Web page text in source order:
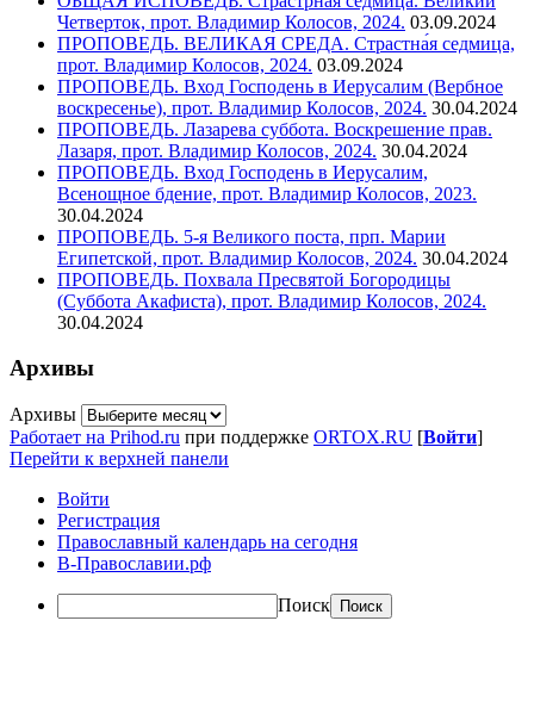
Четверток, прот. Владимир Колосов, 2024. 03.09.2024
ПРОПОВЕДЬ. ВЕЛИКАЯ СРЕДА. Страстна́я седмица,
прот. Владимир Колосов, 2024. 03.09.2024
ПРОПОВЕДЬ. Вход Господень в Иерусалим (Вербное
воскресенье), прот. Владимир Колосов, 2024. 30.04.2024
ПРОПОВЕДЬ. Лазарева суббота. Воскрешение прав.
Лазаря, прот. Владимир Колосов, 2024. 30.04.2024
ПРОПОВЕДЬ. Вход Господень в Иерусалим,
Всенощное бдение, прот. Владимир Колосов, 2023.
30.04.2024
ПРОПОВЕДЬ. 5-я Великого поста, прп. Марии
Египетской, прот. Владимир Колосов, 2024. 30.04.2024
ПРОПОВЕДЬ. Похвала Пресвятой Богородицы
(Суббота Акафиста), прот. Владимир Колосов, 2024.
30.04.2024
Архивы
Архивы
Работает на Prihod.ru при поддержке ORTOX.RU [Войти]
Перейти к верхней панели
Войти
Регистрация
Православный календарь на сегодня
В-Православии.рф
Поиск